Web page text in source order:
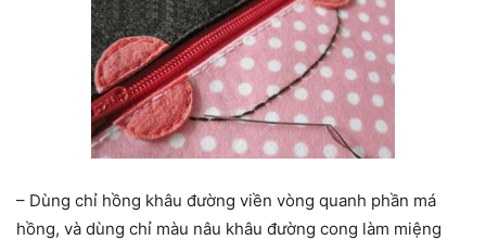
– Dùng chỉ hồng khâu đường viền vòng quanh phần má
hồng, và dùng chỉ màu nâu khâu đường cong làm miệng